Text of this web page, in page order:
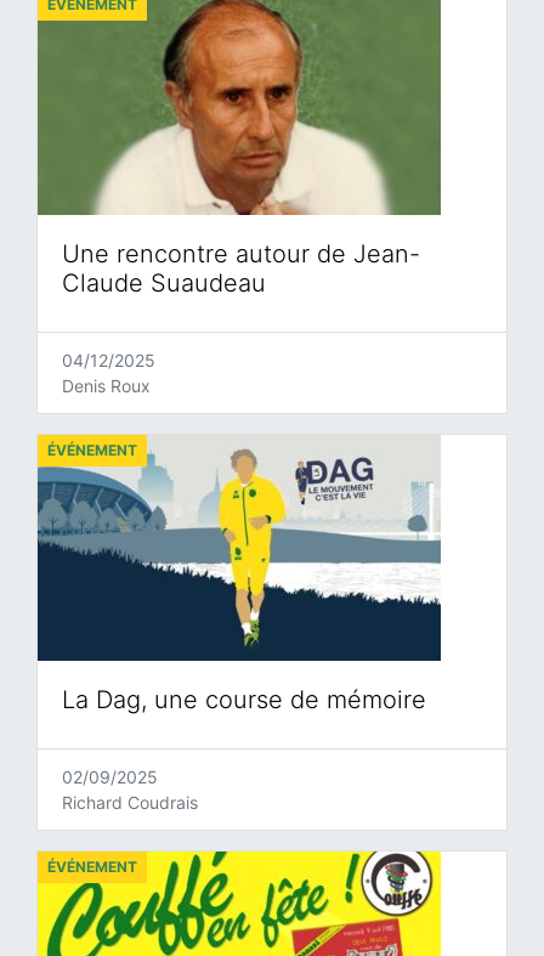
Une rencontre autour de Jean-
Claude Suaudeau
ÉVÉNEMENT
04/12/2025
Denis Roux
La Dag, une course de mémoire
ÉVÉNEMENT
02/09/2025
Richard Coudrais
ÉVÉNEMENT